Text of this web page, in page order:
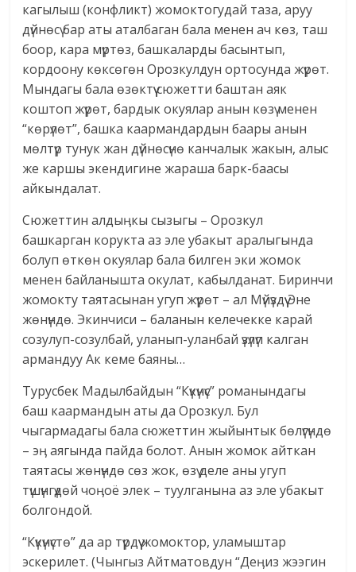
кагылыш (конфликт) жомоктогудай таза, аруу
дүйнөсү бар аты аталбаган бала менен ач көз, таш
боор, кара мүртөз, башкаларды басынтып,
кордоону көксөгөн Орозкулдун ортосунда жүрөт.
Мындагы бала өзөктүү сюжетти баштан аяк
коштоп жүрөт, бардык окуялар анын көзү менен
“көрүлөт”, башка каармандардын баары анын
мөлтүр тунук жан дүйнөсүнө канчалык жакын, алыс
же каршы экендигине жараша барк-баасы
айкындалат.
Сюжеттин алдыӊкы сызыгы – Орозкул
башкарган корукта аз эле убакыт аралыгында
болуп өткөн окуялар бала билген эки жомок
менен байланышта окулат, кабылданат. Биринчи
жомокту таятасынан угуп жүрөт – ал Мүйүздүү Эне
жөнүндө. Экинчиси – баланын келечекке карай
созулуп-созулбай, уланып-уланбай үзүлүп калган
армандуу Ак кеме баяны…
Турусбек Мадылбайдын “Күкүнүс” романындагы
баш каармандын аты да Орозкул. Бул
чыгармадагы бала сюжеттин жыйынтык бөлүгүндө
– эӊ аягында пайда болот. Анын жомок айткан
таятасы жөнүндө сөз жок, өзү деле аны угуп
түшүнгүдөй чоӊоё элек – туулганына аз эле убакыт
болгондой.
“Күкүнүстө” да ар түрдүү жомоктор, уламыштар
эскерилет. (Чынгыз Айтматовдун “Деӊиз жээгин